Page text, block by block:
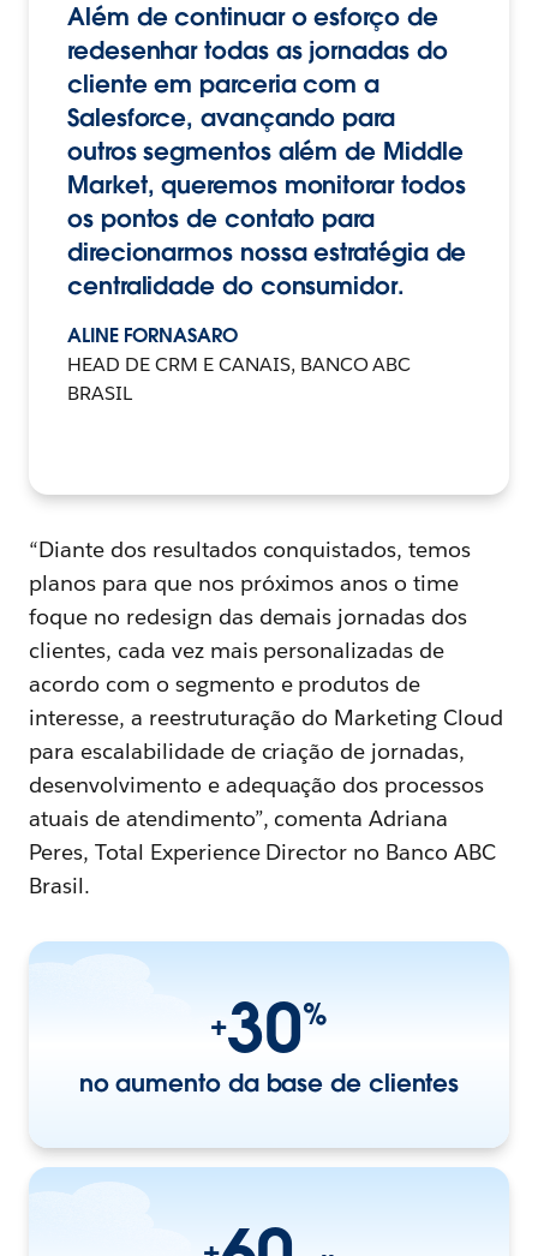
Além de continuar o esforço de
redesenhar todas as jornadas do
cliente em parceria com a
Salesforce, avançando para
outros segmentos além de Middle
Market, queremos monitorar todos
os pontos de contato para
direcionarmos nossa estratégia de
centralidade do consumidor.
ALINE FORNASARO
HEAD DE CRM E CANAIS, BANCO ABC
BRASIL
“Diante dos resultados conquistados, temos
planos para que nos próximos anos o time
foque no redesign das demais jornadas dos
clientes, cada vez mais personalizadas de
acordo com o segmento e produtos de
interesse, a reestruturação do Marketing Cloud
para escalabilidade de criação de jornadas,
desenvolvimento e adequação dos processos
atuais de atendimento”, comenta Adriana
Peres, Total Experience Director no Banco ABC
Brasil.
+30%
no aumento da base de clientes